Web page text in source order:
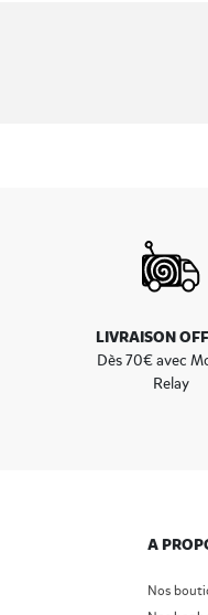
LIVRAISON
Dès 70€ avec
Relay
A
Nos